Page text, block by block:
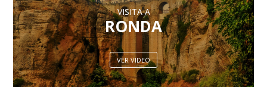
VISITA A
RONDA
VER VIDEO